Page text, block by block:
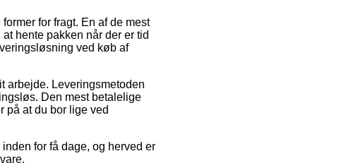
for fragt. En af de mest
hente pakken når der er tid
ved køb af
arbejde. Leveringsmetoden
Den mest betalelige
på at du bor lige ved
for få dage, og herved er